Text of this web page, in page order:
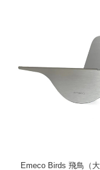
Emeco Birds 飛鳥（